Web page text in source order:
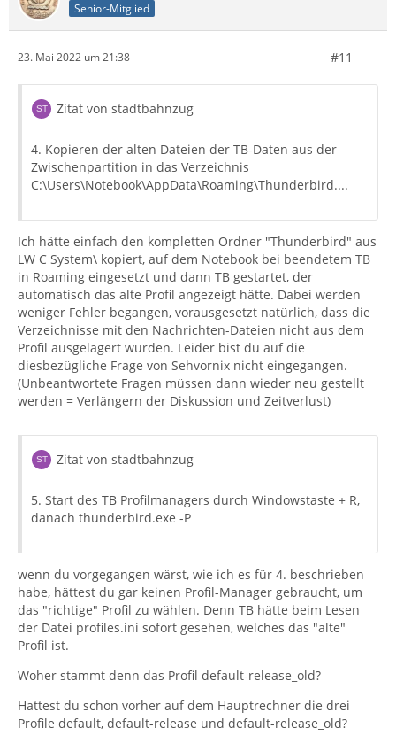
Senior-Mitglied
23. Mai 2022 um 21:38 #11
Zitat von stadtbahnzug
4. Kopieren der alten Dateien der TB-Daten aus der
Zwischenpartition in das Verzeichnis
C:\Users\Notebook\AppData\Roaming\Thunderbird....
Ich hätte einfach den kompletten Ordner "Thunderbird" aus
LW C System\ kopiert, auf dem Notebook bei beendetem TB
in Roaming eingesetzt und dann TB gestartet, der
automatisch das alte Profil angezeigt hätte. Dabei werden
weniger Fehler begangen, vorausgesetzt natürlich, dass die
Verzeichnisse mit den Nachrichten-Dateien nicht aus dem
Profil ausgelagert wurden. Leider bist du auf die
diesbezügliche Frage von Sehvornix nicht eingegangen.
(Unbeantwortete Fragen müssen dann wieder neu gestellt
werden = Verlängern der Diskussion und Zeitverlust)
Zitat von stadtbahnzug
5. Start des TB Profilmanagers durch Windowstaste + R,
danach thunderbird.exe -P
wenn du vorgegangen wärst, wie ich es für 4. beschrieben
habe, hättest du gar keinen Profil-Manager gebraucht, um
das "richtige" Profil zu wählen. Denn TB hätte beim Lesen
der Datei profiles.ini sofort gesehen, welches das "alte"
Profil ist.
Woher stammt denn das Profil default-release_old?
Hattest du schon vorher auf dem Hauptrechner die drei
Profile default, default-release und default-release_old?